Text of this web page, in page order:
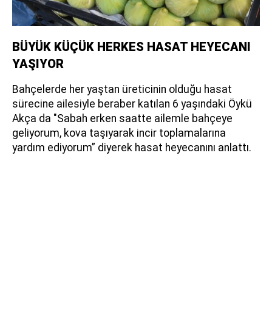
BÜYÜK KÜÇÜK HERKES HASAT HEYECANI
YAŞIYOR
Bahçelerde her yaştan üreticinin olduğu hasat
sürecine ailesiyle beraber katılan 6 yaşındaki Öykü
Akça da "Sabah erken saatte ailemle bahçeye
geliyorum, kova taşıyarak incir toplamalarına
yardım ediyorum” diyerek hasat heyecanını anlattı.